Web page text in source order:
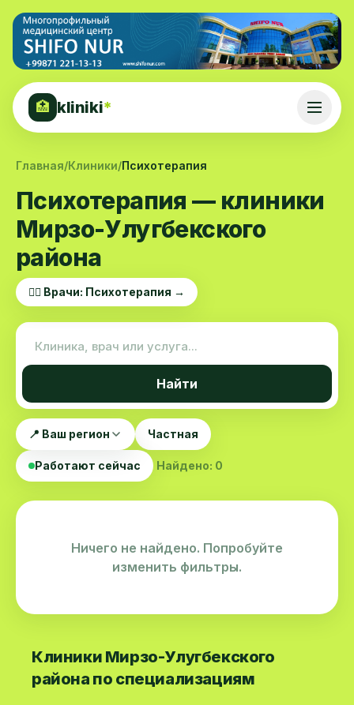
🏥 kliniki*
Главная/Клиники/Психотерапия
Психотерапия — клиники
Мирзо-Улугбекского
района
👨‍⚕️ Врачи: Психотерапия →
Найти
📍 Ваш регион Частная
Работают сейчас Найдено: 0
Ничего не найдено. Попробуйте
изменить фильтры.
Клиники Мирзо-Улугбекского
района по специализациям